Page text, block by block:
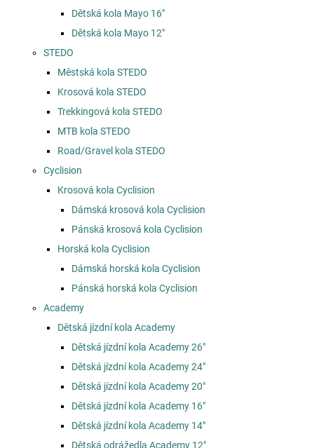
Dětská kola Mayo 16"
Dětská kola Mayo 12"
STEDO
Městská kola STEDO
Krosová kola STEDO
Trekkingová kola STEDO
MTB kola STEDO
Road/Gravel kola STEDO
Cyclision
Krosová kola Cyclision
Dámská krosová kola Cyclision
Pánská krosová kola Cyclision
Horská kola Cyclision
Dámská horská kola Cyclision
Pánská horská kola Cyclision
Academy
Dětská jízdní kola Academy
Dětská jízdní kola Academy 26"
Dětská jízdní kola Academy 24"
Dětská jízdní kola Academy 20"
Dětská jízdní kola Academy 16"
Dětská jízdní kola Academy 14"
Dětská odrážedla Academy 12"